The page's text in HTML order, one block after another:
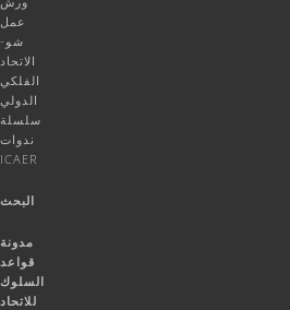
عمل
شو-
الاتحاد
الفلكي
الدولي
سلسلة
ندوات
ICAER
البحث
مدونة
قواعد
السلوك
للاتحاد